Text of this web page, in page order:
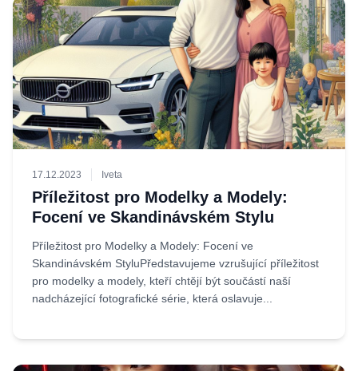
17.12.2023 Iveta
Příležitost pro Modelky a Modely:
Focení ve Skandinávském Stylu
Příležitost pro Modelky a Modely: Focení ve
Skandinávském StyluPředstavujeme vzrušující příležitost
pro modelky a modely, kteří chtějí být součástí naší
nadcházející fotografické série, která oslavuje...